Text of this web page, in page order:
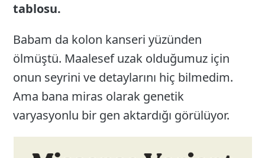
tablosu.
Babam da kolon kanseri yüzünden
ölmüştü. Maalesef uzak olduğumuz için
onun seyrini ve detaylarını hiç bilmedim.
Ama bana miras olarak genetik
varyasyonlu bir gen aktardığı görülüyor.